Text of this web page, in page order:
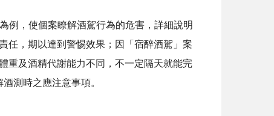
，使個案瞭解酒駕行為的危害，詳細說明
任，期以達到警惕效果；因「宿醉酒駕」案
重及酒精代謝能力不同，不一定隔天就能完
測時之應注意事項。